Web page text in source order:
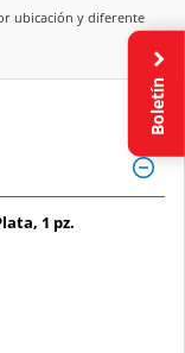
ubicación y diferente
1 pz.
Boletín